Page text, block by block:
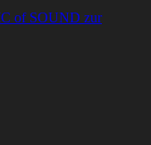
of SOUND zur